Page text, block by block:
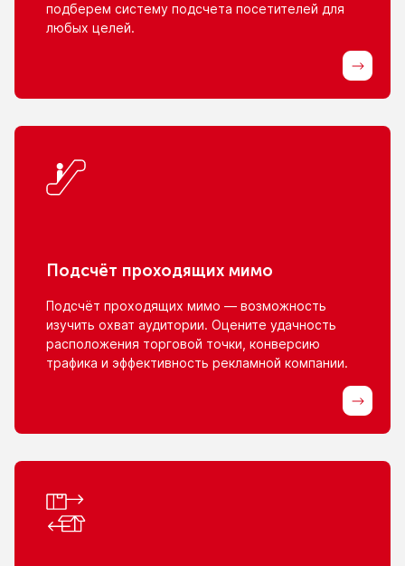
подберем систему подсчета посетителей для
любых целей.
Подсчёт проходящих мимо
Подсчёт проходящих мимо — возможность
изучить охват аудитории. Оцените удачность
расположения торговой точки, конверсию
трафика и эффективность рекламной компании.